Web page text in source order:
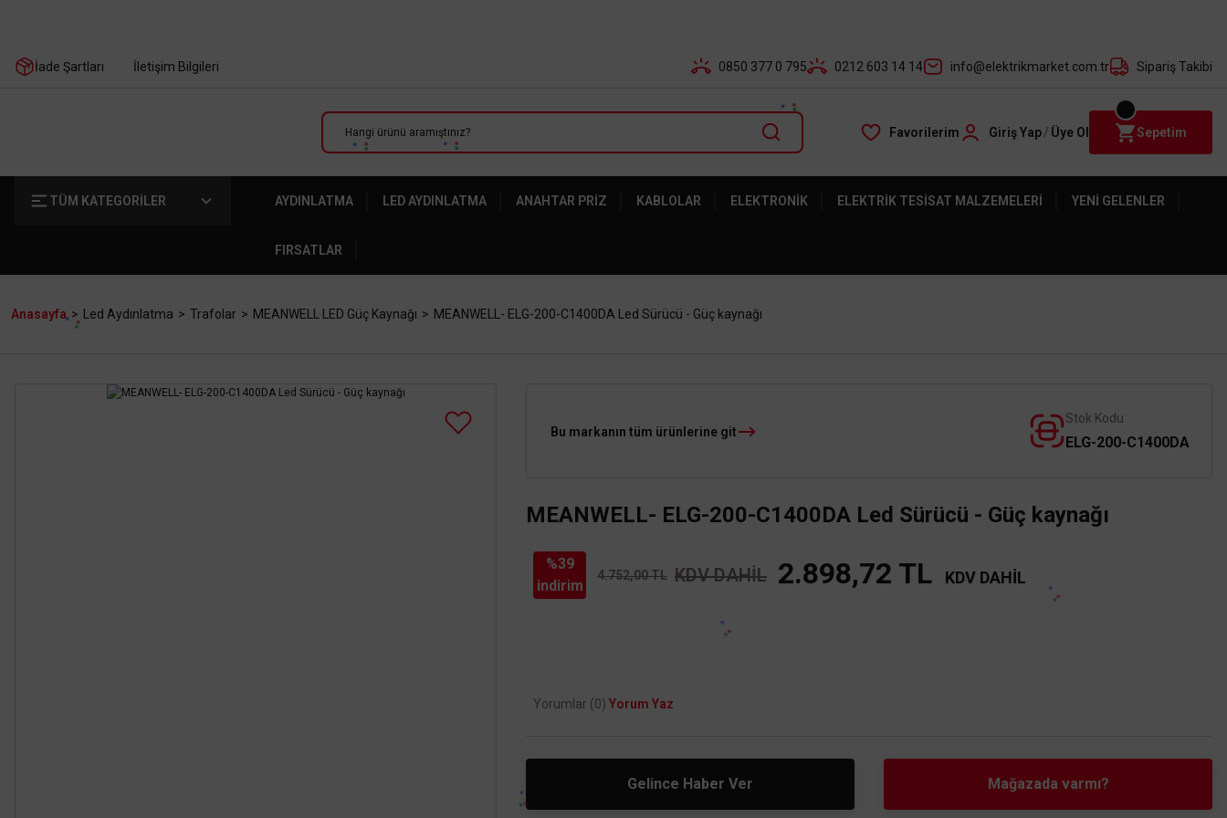
İade Şartları İletişim Bilgileri 0850 377 0 795 0212 603 14 14 info@elektrikmarket.com.tr Sipariş Takibi
Favorilerim Giriş Yap/ Üye Ol Sepetim
TÜM KATEGORİLER AYDINLATMA LED AYDINLATMA ANAHTAR PRIZ KABLOLAR ELEKTRONIK ELEKTRIK TESISAT MALZEMELERI YENI GELENLER
FIRSATLAR
Anasayfa Led Aydınlatma Trafolar MEANWELL LED Güç Kaynağı MEANWELL- ELG-200-C1400DA Led Sürücü - Güç kaynağı
Bu markanın tüm ürünlerine git
Stok Kodu
ELG-200-C1400DA
MEANWELL- ELG-200-C1400DA Led Sürücü - Güç kaynağı
%39
indirim
4.752,00 TL KDV DAHİL 2.898,72 TL KDV DAHİL
Yorumlar (0) Yorum Yaz
Gelince Haber Ver Mağazada varmı?